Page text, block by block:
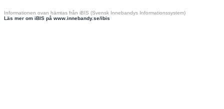
Informationen ovan hämtas från iBIS (Svensk Innebandys Informationssystem)
Läs mer om iBIS på www.innebandy.se/ibis